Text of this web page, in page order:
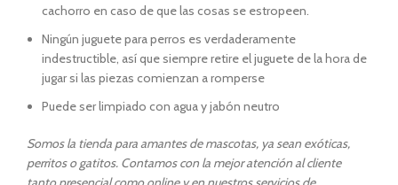
cachorro en caso de que las cosas se estropeen.
Ningún juguete para perros es verdaderamente
indestructible, así que siempre retire el juguete de la hora de
jugar si las piezas comienzan a romperse
Puede ser limpiado con agua y jabón neutro
Somos la tienda para amantes de mascotas, ya sean exóticas,
perritos o gatitos. Contamos con la mejor atención al cliente